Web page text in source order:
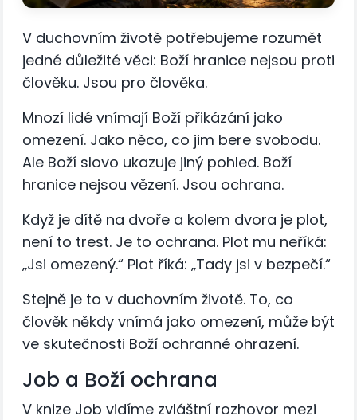
V duchovním životě potřebujeme rozumět
jedné důležité věci: Boží hranice nejsou proti
člověku. Jsou pro člověka.
Mnozí lidé vnímají Boží přikázání jako
omezení. Jako něco, co jim bere svobodu.
Ale Boží slovo ukazuje jiný pohled. Boží
hranice nejsou vězení. Jsou ochrana.
Když je dítě na dvoře a kolem dvora je plot,
není to trest. Je to ochrana. Plot mu neříká:
„Jsi omezený.“ Plot říká: „Tady jsi v bezpečí.“
Stejně je to v duchovním životě. To, co
člověk někdy vnímá jako omezení, může být
ve skutečnosti Boží ochranné ohrazení.
Job a Boží ochrana
V knize Job vidíme zvláštní rozhovor mezi